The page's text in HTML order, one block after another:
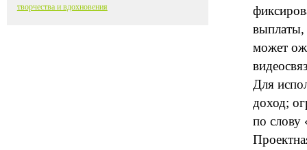
выплаты,
может
Для
доход;
по слову
творчества и вдохновения